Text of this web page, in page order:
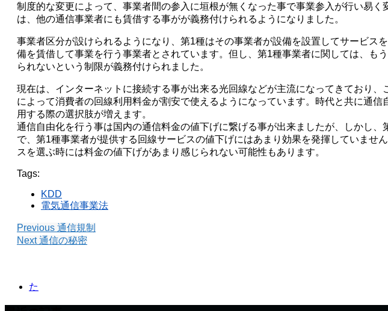
制度的な変更によって、事業者間の参入に垣根が無くなった事で事業参入が行い易
は、他の通信事業者にも賃借する事がが義務付けられるようになりました。
事業者区分が設けられるようになり、第1種はその事業者が設備を設置してサービス
備を賃借して事業を行う事業者とされています。但し、第1種事業者に関しては、も
られないという制限が義務付けられました。
現在は、インターネットに接続する事が出来る光回線などが主流になってきており
によって消費者の回線利用料金が割安で使えるようになっています。時代と共に通
用する際の選択肢が増えます。
通信自由化を行う事は国内の通信料金の値下げに繋げる事が出来ましたが、しかし
で、第1種事業者が提供する回線サービスの値下げにはあまり効果を発揮していませ
スを選ぶ時には料金の値下げがあまり感じられない可能性もあります。
Tags:
KDD
電気通信事業法
Previous 通信規制
Next通信の秘密
た